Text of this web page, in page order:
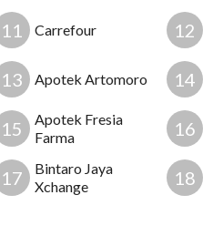
11
16
11 Carrefour 12
13 Apotek Artomoro 14
15
Apotek Fresia
Farma
16
17
Bintaro Jaya
Xchange
18